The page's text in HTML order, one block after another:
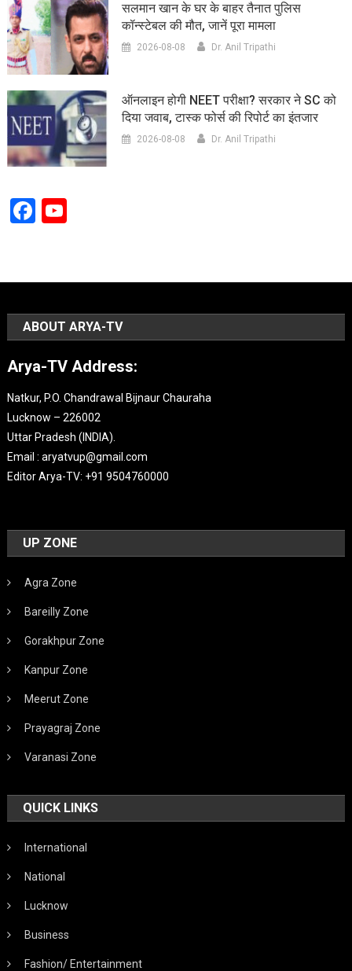
सलमान खान के घर के बाहर तैनात पुलिस
कॉन्स्टेबल की मौत, जानें पूरा मामला
2026-08-08 Dr. Anil Tripathi
ऑनलाइन होगी NEET परीक्षा? सरकार ने SC को
दिया जवाब, टास्क फोर्स की रिपोर्ट का इंतजार
2026-08-08 Dr. Anil Tripathi
Facebook
YouTube
ABOUT ARYA-TV
Arya-TV Address:
Natkur, P.O. Chandrawal Bijnaur Chauraha
Lucknow – 226002
Uttar Pradesh (INDIA).
Email : aryatvup@gmail.com
Editor Arya-TV: +91 9504760000
UP ZONE
Agra Zone
Bareilly Zone
Gorakhpur Zone
Kanpur Zone
Meerut Zone
Prayagraj Zone
Varanasi Zone
QUICK LINKS
International
National
Lucknow
Business
Fashion/ Entertainment